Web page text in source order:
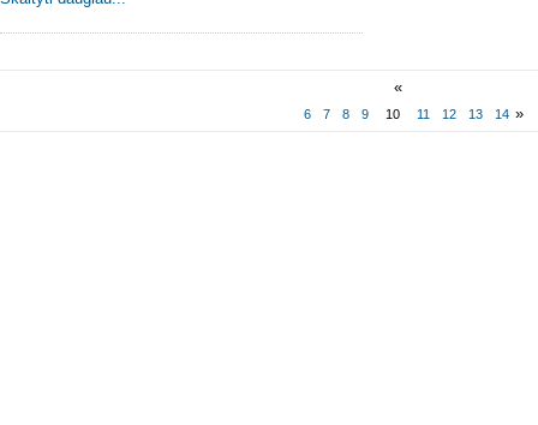
«
6 7 8 9 10 11 12 13 14 »